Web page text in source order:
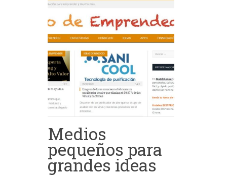
Medios
pequeños para
grandes ideas